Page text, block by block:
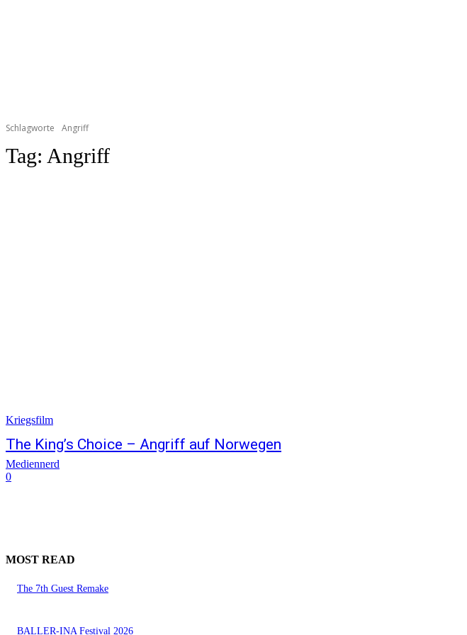
Schlagworte Angriff
Tag: Angriff
Kriegsfilm
The King’s Choice – Angriff auf Norwegen
Mediennerd
0
MOST READ
The 7th Guest Remake
BALLER-INA Festival 2026